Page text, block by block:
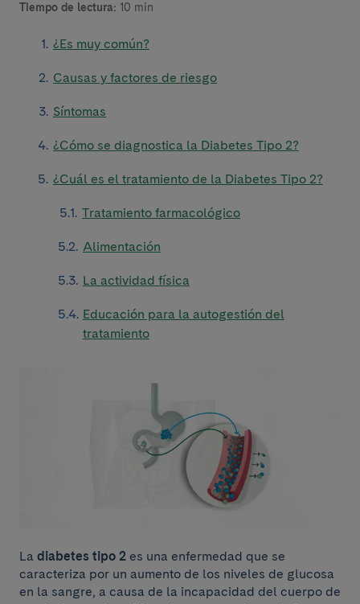
Tiempo de lectura: 10 min
¿Es muy común?
Causas y factores de riesgo
Síntomas
¿Cómo se diagnostica la Diabetes Tipo 2?
¿Cuál es el tratamiento de la Diabetes Tipo 2?
Tratamiento farmacológico
Alimentación
La actividad física
Educación para la autogestión del
tratamiento
La diabetes tipo 2 es una enfermedad que se
caracteriza por un aumento de los niveles de glucosa
en la sangre, a causa de la incapacidad del cuerpo de